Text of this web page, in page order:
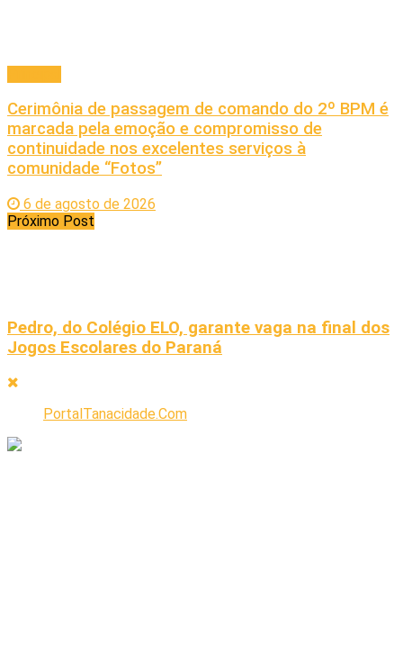
Cerimônia de passagem de comando do 2º BPM é
marcada pela emoção e compromisso de
continuidade nos excelentes serviços à
comunidade “Fotos”
6 de agosto de 2026
Próximo Post
Pedro, do Colégio ELO, garante vaga na final dos
Jogos Escolares do Paraná
PortalTanacidade.Com